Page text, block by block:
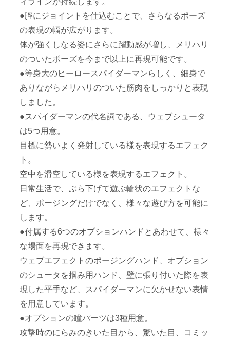
●脛にジョイントを仕込むことで、さらなるポーズ
の表現の幅が広がります。
体が強くしなる姿にさらに躍動感が増し、メリハリ
のついたポーズを今まで以上に再現可能です。
●等身大のヒーロースパイダーマンらしく、細身で
ありながらメリハリのついた筋肉をしっかりと表現
しました。
●スパイダーマンの代名詞である、ウェブシュータ
は5つ用意。
目標に勢いよく発射している様を表現するエフェク
ト。
空中を滑空している様を表現するエフェクト。
日常生活で、ぶら下げて遊ぶ輪状のエフェクトな
ど、ポージングだけでなく、様々な遊び方を可能に
します。
●付属する6つのオプションハンドとあわせて、様々
な場面を再現できます。
ウェブエフェクトのポージングハンド、オプション
のシュータを掴み用ハンド、壁に張り付いた際を表
現した平手など、スパイダーマンに欠かせない表情
を用意しています。
●オプションの瞳パーツは3種用意。
攻撃時のにらみのきいた目から、驚いた目、コミッ